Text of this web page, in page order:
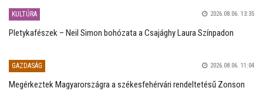
KULTÚRA 2026.08.06. 13:35
Pletykafészek – Neil Simon bohózata a Csajághy Laura Színpadon
GAZDASÁG 2026.08.06. 11:04
Megérkeztek Magyarországra a székesfehérvári rendeltetésű Zonson